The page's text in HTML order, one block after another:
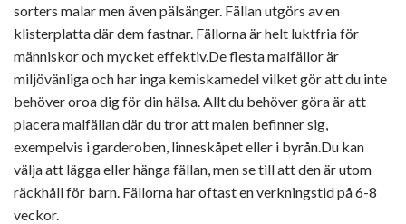
sorters malar men även pälsänger. Fällan utgörs av en
klisterplatta där dem fastnar. Fällorna är helt luktfria för
människor och mycket effektiv.De flesta malfällor är
miljövänliga och har inga kemiskamedel vilket gör att du inte
behöver oroa dig för din hälsa. Allt du behöver göra är att
placera malfällan där du tror att malen befinner sig,
exempelvis i garderoben, linneskåpet eller i byrån.Du kan
välja att lägga eller hänga fällan, men se till att den är utom
räckhåll för barn. Fällorna har oftast en verkningstid på 6-8
veckor.